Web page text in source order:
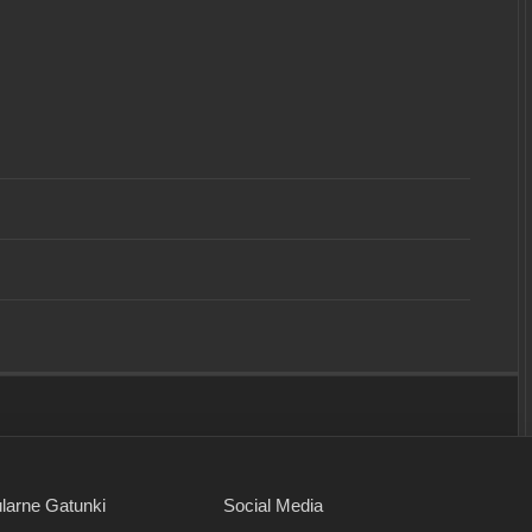
Gatunki Social Media